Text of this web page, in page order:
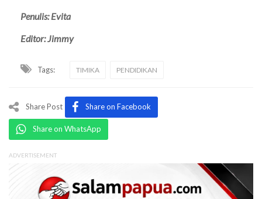
Penulis: Evita
Editor: Jimmy
Tags: TIMIKA PENDIDIKAN
Share Post Share on Facebook
Share on WhatsApp
ADVERTISEMENT